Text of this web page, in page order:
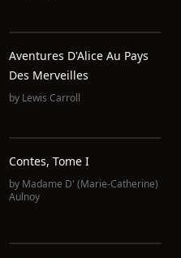
Aventures D'Alice Au Pays
Des Merveilles
by Lewis Carroll
Contes, Tome I
by Madame D' (Marie-Catherine)
Aulnoy